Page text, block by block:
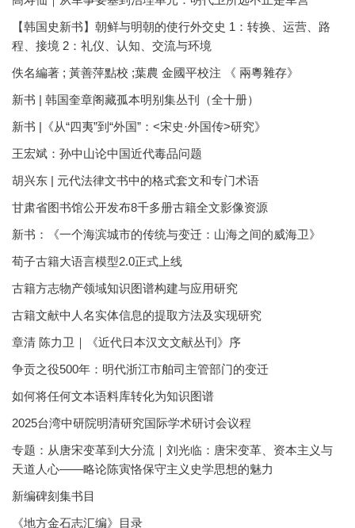
【韩国史新书】朝鲜与明朝的使行外交史 1：转换、运营、路
程、接境 2：礼仪、认知、交流与环境
佚名編著 ; 黃善萍點校 ;葉農 金國平校注 《 兩粵雜存》
新书 | 韩国奎章阁藏孤本明别集丛刊（全十册）
新书 |《从“四夷”到“外国”：<宋史·外国传>研究》
王宏斌：孙中山论中国近代毒品问题
胡兴东 | 元代法律文书中的格式套文和专门术语
甘肃省图书馆公开发布8千多册古籍全文影像资源
新书：《一个海滨城市的传统与变迁：山海之间的威海卫》
荀子古籍大语言模型2.0正式上线
古籍方志物产领域知识图谱构建与应用研究
古籍文献中人名实体信息的提取方法及实现研究
章清 陈力卫｜《近代日本汉文文献丛刊》序
争贡之役500年：明代浙江市舶司主管部门的变迁
如何将任何文本语料库转化为知识图谱
2025台湾中研院明清研究国际学术研讨会议程
专题：从唐宋变革到大分流｜刘光临：唐宋变革、资本主义与
天道人心——略论陈寅恪保守主义史学思想的魅力
新编碑刻集书目
《地方金石志汇编》目录